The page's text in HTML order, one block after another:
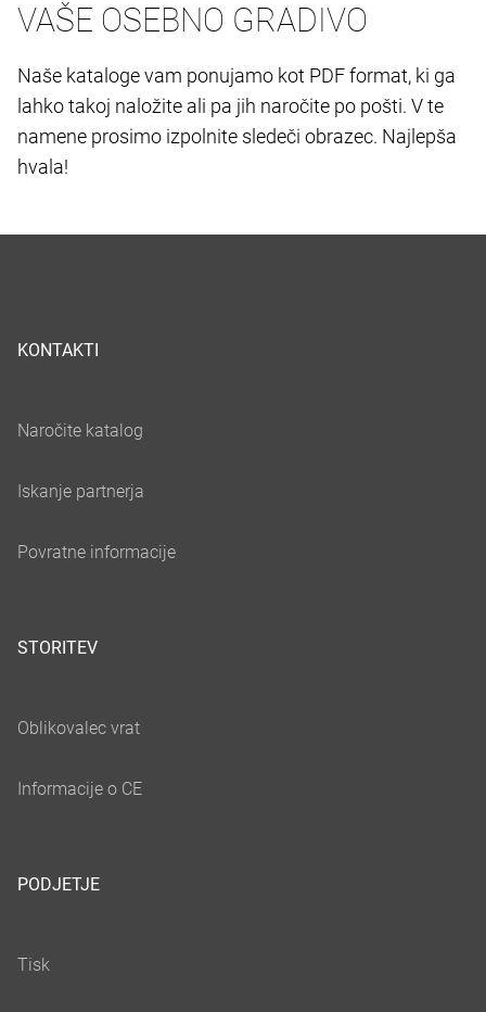
VAŠE OSEBNO GRADIVO
Naše kataloge vam ponujamo kot PDF format, ki ga
lahko takoj naložite ali pa jih naročite po pošti. V te
namene prosimo izpolnite sledeči obrazec. Najlepša
hvala!
KONTAKTI
STORITEV
PODJETJE